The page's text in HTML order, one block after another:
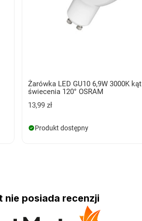
Żarówka LED GU10 6,9W 3000K kąt
świecenia 120° OSRAM
13,99 zł
Produkt dostępny
nie posiada recenzji